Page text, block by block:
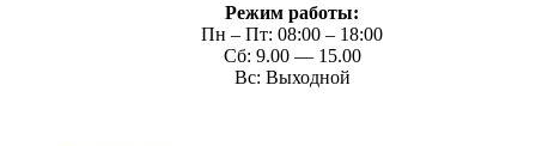
Режим работы:
Пн – Пт: 08:00 – 18:00
Сб: 9.00 — 15.00
Вс: Выходной